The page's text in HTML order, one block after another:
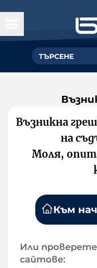
Възникна
на
Моля,
Към
Или
сайтове: